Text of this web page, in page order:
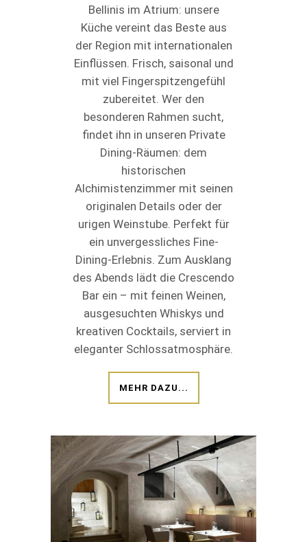
Bellinis im Atrium: unsere
Küche vereint das Beste aus
der Region mit internationalen
Einflüssen. Frisch, saisonal und
mit viel Fingerspitzengefühl
zubereitet. Wer den
besonderen Rahmen sucht,
findet ihn in unseren Private
Dining-Räumen: dem
historischen
Alchimistenzimmer mit seinen
originalen Details oder der
urigen Weinstube. Perfekt für
ein unvergessliches Fine-
Dining-Erlebnis. Zum Ausklang
des Abends lädt die Crescendo
Bar ein – mit feinen Weinen,
ausgesuchten Whiskys und
kreativen Cocktails, serviert in
eleganter Schlossatmosphäre.
MEHR DAZU...